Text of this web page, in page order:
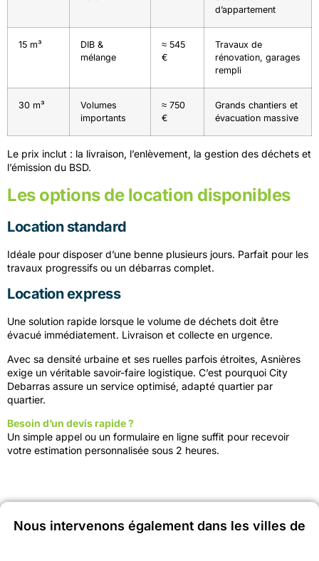
d’appartement
15 m³
DIB &
mélange
≈ 545
€
Travaux de
rénovation, garages
rempli
30 m³
Volumes
importants
≈ 750
€
Grands chantiers et
évacuation massive
Le prix inclut : la livraison, l’enlèvement, la gestion des déchets et
l’émission du BSD.
Les options de location disponibles
Location standard
Idéale pour disposer d’une benne plusieurs jours. Parfait pour les
travaux progressifs ou un débarras complet.
Location express
Une solution rapide lorsque le volume de déchets doit être
évacué immédiatement. Livraison et collecte en urgence.
Avec sa densité urbaine et ses ruelles parfois étroites, Asnières
exige un véritable savoir-faire logistique. C’est pourquoi City
Debarras assure un service optimisé, adapté quartier par
quartier.
Besoin d’un devis rapide ?
Un simple appel ou un formulaire en ligne suffit pour recevoir
votre estimation personnalisée sous 2 heures.
Nous intervenons également dans les villes de